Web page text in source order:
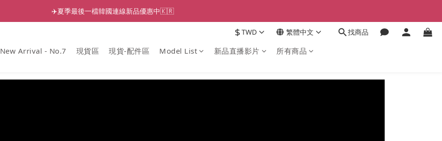
✈️夏季最後一檔韓國連線新品優惠中🇰🇷
$TWD 繁體中文 找商品
New Arrival - No.7 現貨區 現貨-配件區 Model List 新品直播影片 所有商品